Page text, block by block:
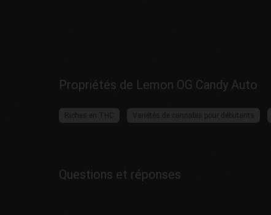
Propriétés de Lemon OG Candy Auto
Riches en THC Variétés de cannabis pour débutants
Questions et réponses